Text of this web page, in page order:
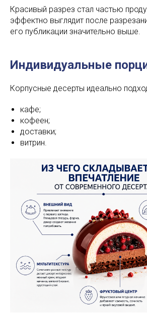
Красивый разрез стал частью
эффектно выглядит после
его публикации значительно выше.
Индивидуальные
Корпусные десерты идеально
кафе;
кофеен;
доставки;
витрин.